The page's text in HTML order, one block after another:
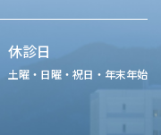
休診日
土曜・日曜・祝日・年末年始